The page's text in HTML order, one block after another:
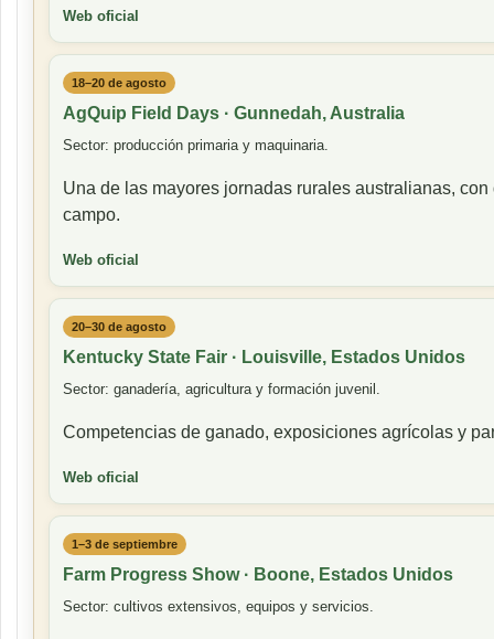
Web oficial
18–20 de agosto
AgQuip Field Days · Gunnedah, Australia
Sector: producción primaria y maquinaria.
Una de las mayores jornadas rurales australianas,
campo.
Web oficial
20–30 de agosto
Kentucky State Fair · Louisville, Estados Unidos
Sector: ganadería, agricultura y formación juvenil.
Competencias de ganado, exposiciones agrícolas y
Web oficial
1–3 de septiembre
Farm Progress Show · Boone, Estados Unidos
Sector: cultivos extensivos, equipos y servicios.